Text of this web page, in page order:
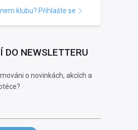
klubu? Přihlašte se
DO NEWSLETTERU
o novinkách, akcích a